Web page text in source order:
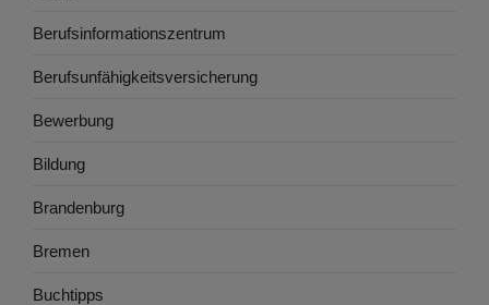
Berufsinformationszentrum
Berufsunfähigkeitsversicherung
Bewerbung
Bildung
Brandenburg
Bremen
Buchtipps